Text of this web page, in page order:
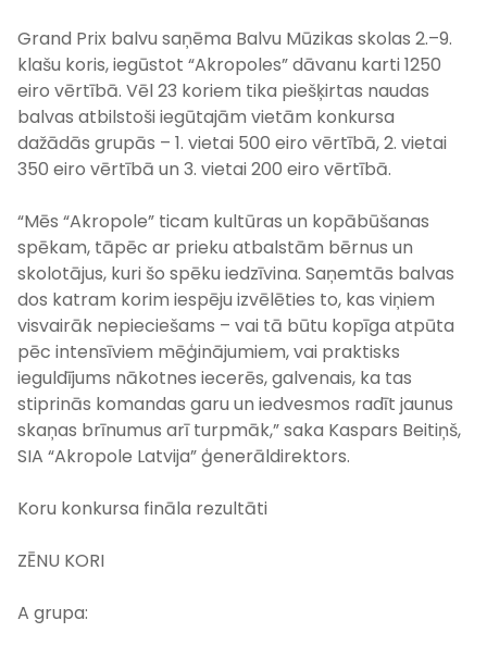
Grand Prix balvu saņēma Balvu Mūzikas skolas 2.–9.
klašu koris, iegūstot “Akropoles” dāvanu karti 1250
eiro vērtībā. Vēl 23 koriem tika piešķirtas naudas
balvas atbilstoši iegūtajām vietām konkursa
dažādās grupās – 1. vietai 500 eiro vērtībā, 2. vietai
350 eiro vērtībā un 3. vietai 200 eiro vērtībā.
“Mēs “Akropole” ticam kultūras un kopābūšanas
spēkam, tāpēc ar prieku atbalstām bērnus un
skolotājus, kuri šo spēku iedzīvina. Saņemtās balvas
dos katram korim iespēju izvēlēties to, kas viņiem
visvairāk nepieciešams – vai tā būtu kopīga atpūta
pēc intensīviem mēģinājumiem, vai praktisks
ieguldījums nākotnes iecerēs, galvenais, ka tas
stiprinās komandas garu un iedvesmos radīt jaunus
skaņas brīnumus arī turpmāk,” saka Kaspars Beitiņš,
SIA “Akropole Latvija” ģenerāldirektors.
Koru konkursa fināla rezultāti
ZĒNU KORI
A grupa: